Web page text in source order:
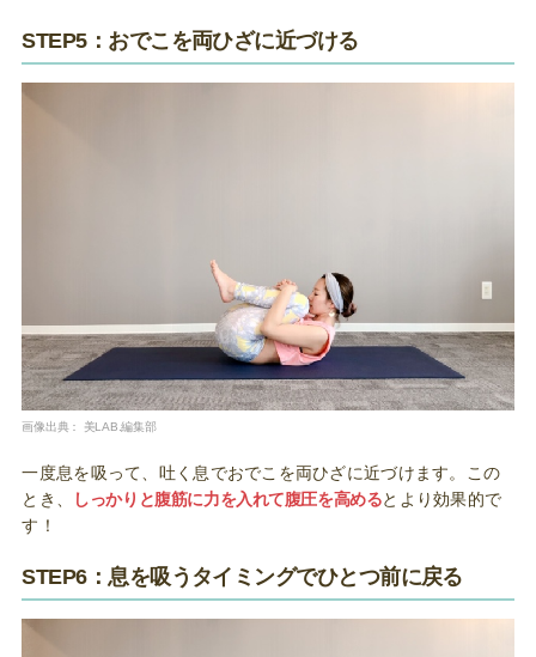
STEP5：おでこを両ひざに近づける
画像出典： 美LAB.編集部
一度息を吸って、吐く息でおでこを両ひざに近づけます。この
とき、
しっかりと腹筋に力を入れて腹圧を高めるとより効果的で
す！
STEP6：息を吸うタイミングでひとつ前に戻る